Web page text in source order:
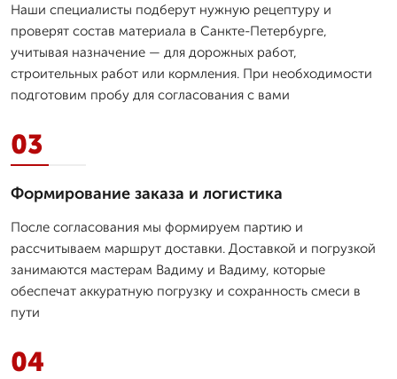
Наши специалисты подберут нужную рецептуру и
проверят состав материала в Санкте-Петербурге,
учитывая назначение — для дорожных работ,
строительных работ или кормления. При необходимости
подготовим пробу для согласования с вами
03
Формирование заказа и логистика
После согласования мы формируем партию и
рассчитываем маршрут доставки. Доставкой и погрузкой
занимаются мастерам Вадиму и Вадиму, которые
обеспечат аккуратную погрузку и сохранность смеси в
пути
04